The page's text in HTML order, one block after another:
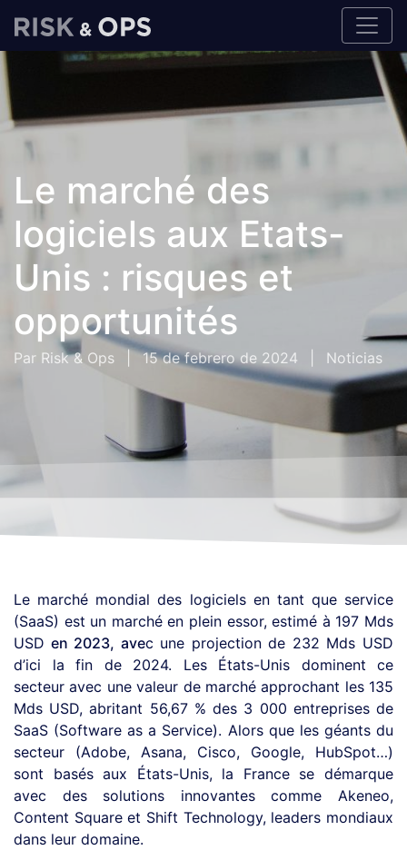
Le marché des
logiciels aux Etats-
Unis : risques et
opportunités
Par Risk & Ops 15 de febrero de 2024 Noticias
Le marché mondial des logiciels en tant que service
(SaaS) est un marché en plein essor, estimé à 197 Mds
USD en 2023, avec une projection de 232 Mds USD
d’ici la fin de 2024. Les États-Unis dominent ce
secteur avec une valeur de marché approchant les 135
Mds USD, abritant 56,67 % des 3 000 entreprises de
SaaS (Software as a Service). Alors que les géants du
secteur (Adobe, Asana, Cisco, Google, HubSpot…)
sont basés aux États-Unis, la France se démarque
avec des solutions innovantes comme Akeneo,
Content Square et Shift Technology, leaders mondiaux
dans leur domaine.